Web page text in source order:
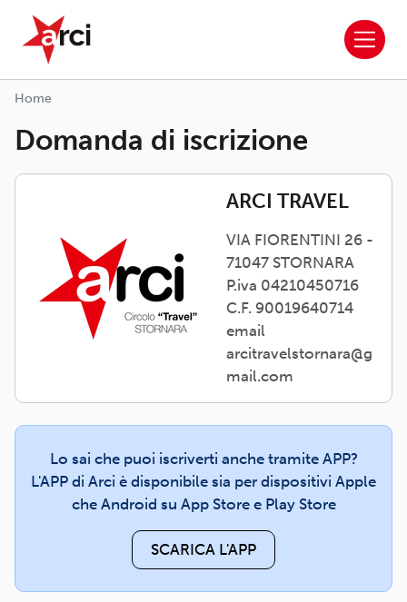
Salta al contenuto principale
ARCI APS
Home
Domanda di iscrizione
ARCI TRAVEL
VIA FIORENTINI 26 -
71047 STORNARA
P.iva 04210450716
C.F. 90019640714
email
arcitravelstornara@g
mail.com
Lo sai che puoi iscriverti anche tramite APP?
L'APP di Arci è disponibile sia per dispositivi Apple
che Android su App Store e Play Store
SCARICA L'APP